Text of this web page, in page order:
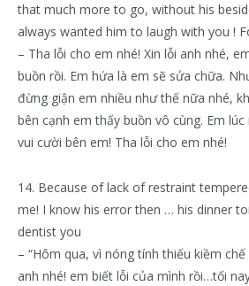
that much more to go, without his
always wanted him to laugh with you !
– Tha lỗi cho em nhé! Xin lỗi anh nhé,
buồn rồi. Em hứa là em sẽ sửa chữa.
đừng giận em nhiều như thế nữa nhé,
bên cạnh em thấy buồn vô cùng. Em
vui cười bên em! Tha lỗi cho em nhé!
14. Because of lack of restraint
me! I know his error then … his dinner
dentist you
– “Hôm qua, vì nóng tính thiếu kiềm
anh nhé! em biết lỗi của mình rồi…tối